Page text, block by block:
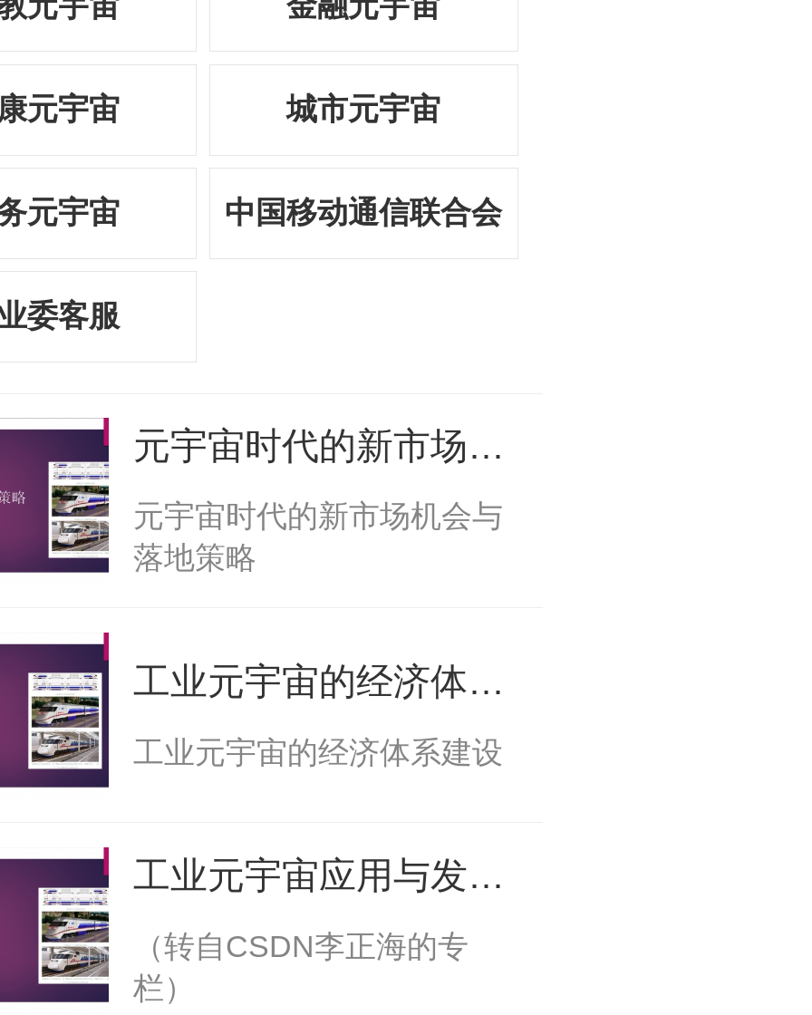
元宇宙 城市元宇宙
元宇宙 中国移动通信联合会
委客服
元宇宙时代的新市场机
会与落地策略
元宇宙时代的新市场机会与
落地策略
工业元宇宙的经济体系
建设
工业元宇宙的经济体系建设
工业元宇宙应用与发展
趋势
（转自CSDN李正海的专
栏）